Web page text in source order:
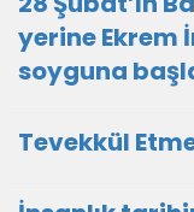
yerine Ekrem
soyguna
Tevekkül